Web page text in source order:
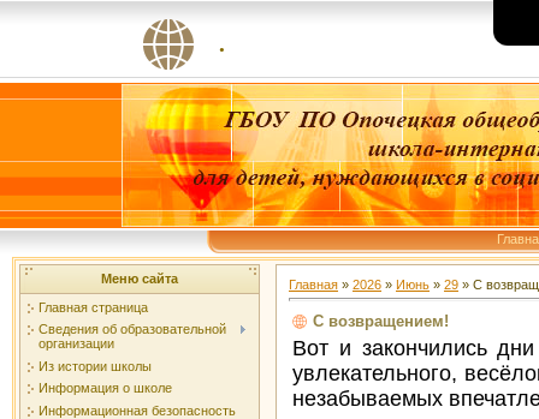
.
Меню сайта
Главная страница
Сведения об образовательной
организации
Из истории школы
Информация о школе
Информационная безопасность
Главная » 2026 » Июнь » 29 » С
С возвращением!
Вот и закончились
увлекательного,
незабываемых